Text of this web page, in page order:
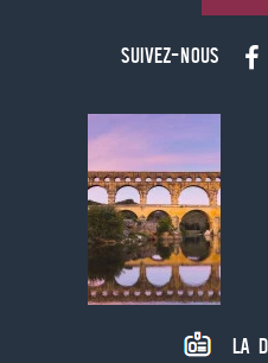
SUIVEZ-NOUS
LA